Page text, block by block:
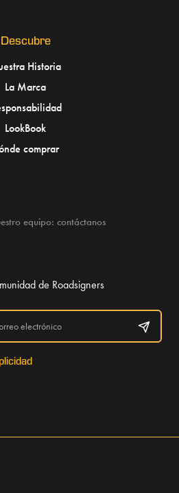
Descubre
Historia
La Marca
LookBook
comprar
equipo: contáctanos
de Roadsigners